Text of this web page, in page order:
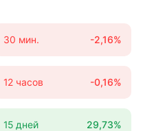
30 мин. -2,16%
12 часов -0,16%
15 дней 29,73%